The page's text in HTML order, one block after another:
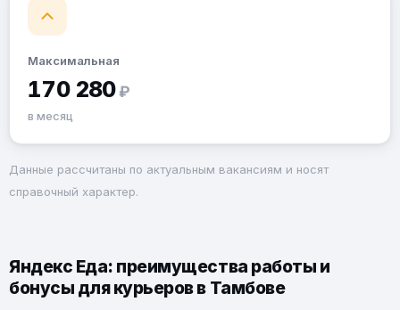
Максимальная
170 280 ₽
в месяц
Данные рассчитаны по актуальным вакансиям и носят
справочный характер.
Яндекс Еда: преимущества работы и
бонусы для курьеров в Тамбове